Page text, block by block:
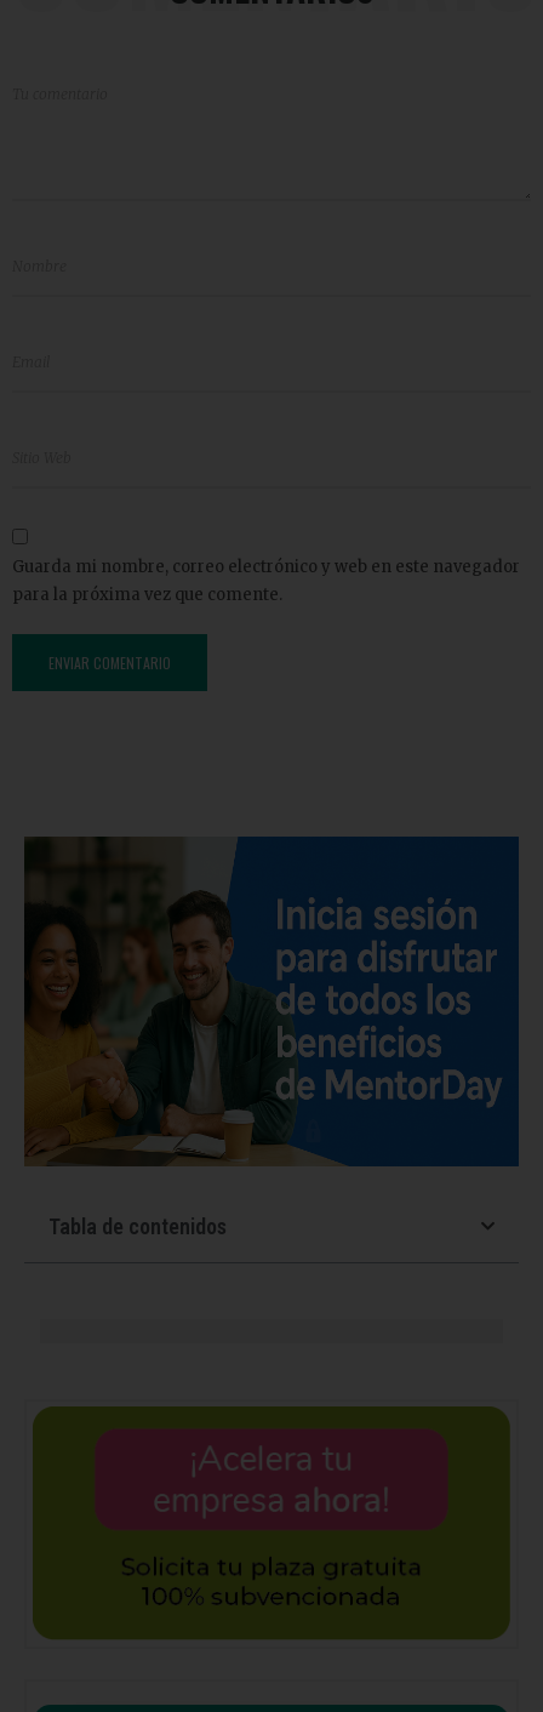
Guarda mi nombre, correo electrónico y web en este navegador
para la próxima vez que comente.
Tabla de contenidos